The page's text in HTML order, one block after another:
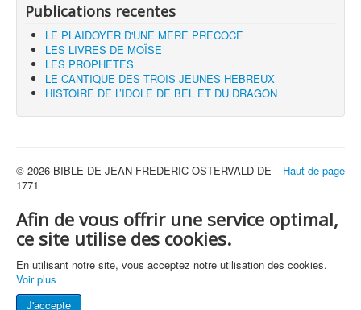
Publications recentes
LE PLAIDOYER D'UNE MERE PRECOCE
LES LIVRES DE MOÏSE
LES PROPHETES
LE CANTIQUE DES TROIS JEUNES HEBREUX
HISTOIRE DE L’IDOLE DE BEL ET DU DRAGON
Haut de page
© 2026 BIBLE DE JEAN FREDERIC OSTERVALD DE
1771
Afin de vous offrir une service optimal,
ce site utilise des cookies.
En utilisant notre site, vous acceptez notre utilisation des cookies.
Voir plus
J'accepte